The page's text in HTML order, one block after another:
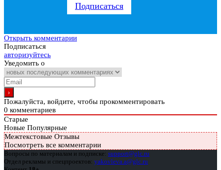
Подписаться
Открыть комментарии
Подписаться
авторизуйтесь
Уведомить о
Пожалуйста, войдите, чтобы прокомментировать
0 комментариев
Старые
Новые Популярные
Межтекстовые Отзывы
Посмотреть все комментарии
Вопросы по материалам и подписке: support@glc.ru
Отдел рекламы и спецпроектов: yakovleva.a@glc.ru